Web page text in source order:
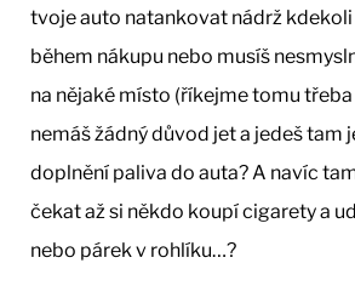
tvoje auto natankovat nádrž kdekoli
během nákupu nebo musíš
na nějaké místo (říkejme tomu
nemáš žádný důvod jet a jedeš tam
doplnění paliva do auta? A navíc
čekat až si někdo koupí cigarety a
nebo párek v rohlíku…?